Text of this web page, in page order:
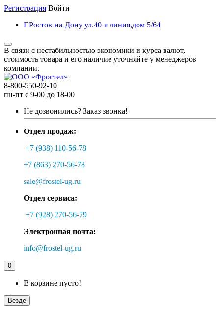
Регистрация Войти
Г.Ростов-на-Дону ул.40-я линия,дом 5/64
В связи с нестабильностью экономики и курса валют,
стоимость товара и его наличие уточняйте у менеджеров
компании.
8-800-550-92-10
пн-пт с 9-00 до 18-00
Не дозвонились? Заказ звонка!
Отдел продаж:
+7 (938) 110-56-78
+7 (863) 270-56-78
sale@frostel-ug.ru
Отдел сервиса:
+7 (928) 270-56-79
Электронная почта:
info@frostel-ug.ru
0
В корзине пусто!
Везде